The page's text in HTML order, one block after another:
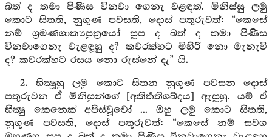
බත් ද තමා පිණිස විනවා ගෙනැ වළඳත්. මිනිස්සු ලමු
කොට සිතති, නුගුණ පවසති, දොස් පතුරුවත්: “කෙසේ
නම් ශ්‍රමණශාක්‍යපුත්‍රයෝ සූප ද බත් ද තමා පිණිස
විනවාගෙනැ වැළඳූහු ද? කවරක්හට මිහිරි නො මැනැවි
ද? කවරක්හට රසය නො රුස්නේ දැ” යි.
2. භික්‍ෂූහු ලමු කොට සිතන නුගුණ පවසන දොස්
පතුරුවන ඒ මිනිසුන්ගේ [අකිර්‍තතිශබ්දය] ඇසූහු. යම් ඒ
භික්‍ෂු කෙනෙක් අපිස්වූවෝ ... ඔහු ලමු කොට සිතති,
නුගුණ පවසති, දොස් පතුරුවත්: “කෙසේ නම් සවග